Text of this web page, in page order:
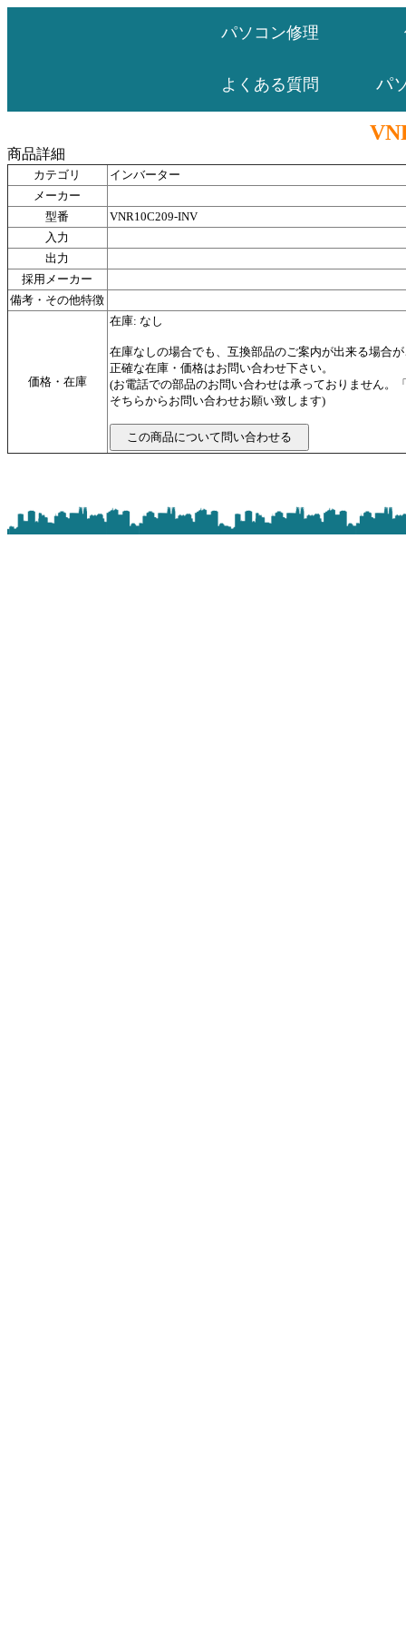
パソコン修理
よくある質問 パ
商品詳細
カテゴリ
インバーター
メーカー
型番
VNR10C209-INV
入力
出力
採用メーカー
備考・その他特徴
価格・在庫
在庫: なし
在庫なしの場合でも、互換部品のご案内が出来る場合
正確な在庫・価格はお問い合わせ下さい。
(お電話での部品のお問い合わせは承っておりません。
そちらからお問い合わせお願い致します)